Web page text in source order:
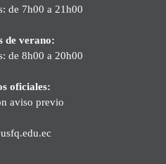
de 7h00 a 21h00
de verano:
de 8h00 a 20h00
oficiales:
aviso previo